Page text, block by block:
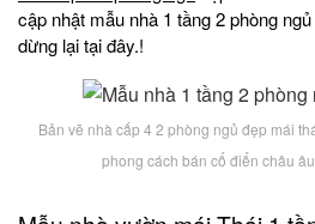
cập nhật mẫu nhà 1 tầng 2 phòng
dừng lại tại đây.!
Bản vẽ nhà cấp 4 2 phòng ngủ đẹp mái
phong cách bán cổ điển châu